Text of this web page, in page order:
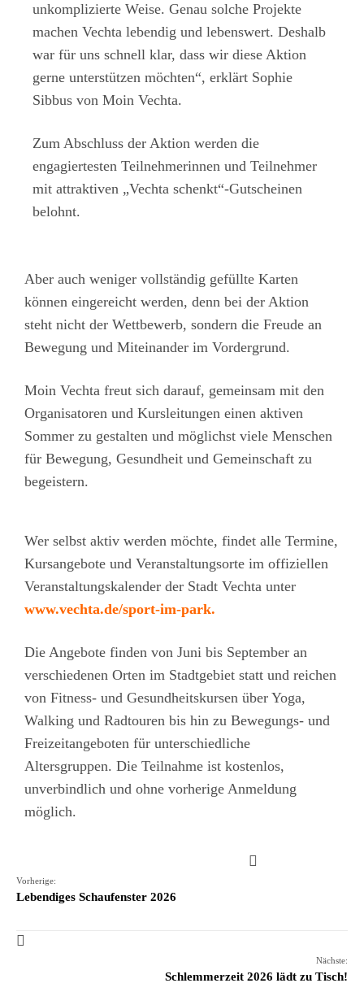
unkomplizierte Weise. Genau solche Projekte
machen Vechta lebendig und lebenswert. Deshalb
war für uns schnell klar, dass wir diese Aktion
gerne unterstützen möchten“, erklärt Sophie
Sibbus von Moin Vechta.
Zum Abschluss der Aktion werden die
engagiertesten Teilnehmerinnen und Teilnehmer
mit attraktiven „Vechta schenkt“-Gutscheinen
belohnt.
Aber auch weniger vollständig gefüllte Karten
können eingereicht werden, denn bei der Aktion
steht nicht der Wettbewerb, sondern die Freude an
Bewegung und Miteinander im Vordergrund.
Moin Vechta freut sich darauf, gemeinsam mit den
Organisatoren und Kursleitungen einen aktiven
Sommer zu gestalten und möglichst viele Menschen
für Bewegung, Gesundheit und Gemeinschaft zu
begeistern.
Wer selbst aktiv werden möchte, findet alle Termine,
Kursangebote und Veranstaltungsorte im offiziellen
Veranstaltungskalender der Stadt Vechta unter
www.vechta.de/sport-im-park.
Die Angebote finden von Juni bis September an
verschiedenen Orten im Stadtgebiet statt und reichen
von Fitness- und Gesundheitskursen über Yoga,
Walking und Radtouren bis hin zu Bewegungs- und
Freizeitangeboten für unterschiedliche
Altersgruppen. Die Teilnahme ist kostenlos,
unverbindlich und ohne vorherige Anmeldung
möglich.
Vorherige:
Lebendiges Schaufenster 2026
Nächste:
Schlemmerzeit 2026 lädt zu Tisch!